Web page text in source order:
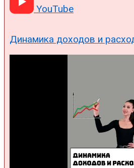
YouTube
Динамика доходов и